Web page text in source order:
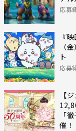
応募
『
（
ト
応募
【
「
催！